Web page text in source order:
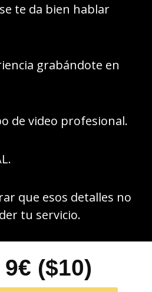
te da bien hablar
grabándote en
de video profesional.
que esos detalles no
tu servicio.
($10)